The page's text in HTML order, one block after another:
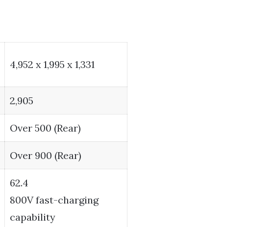
4,952 x 1,995 x 1,331
2,905
Over 500 (Rear)
Over 900 (Rear)
62.4
800V fast-charging
capability